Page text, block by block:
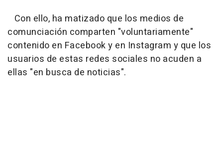
Con ello, ha matizado que los medios de
comunciación comparten "voluntariamente"
contenido en Facebook y en Instagram y que los
usuarios de estas redes sociales no acuden a
ellas "en busca de noticias".